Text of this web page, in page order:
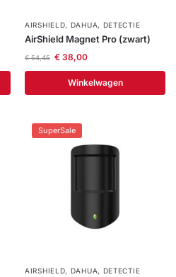
AIRSHIELD, DAHUA, DETECTIE
AirShield Magnet Pro (zwart)
€54,45 €38,00
Winkelwagen
SuperSale
AIRSHIELD, DAHUA, DETECTIE